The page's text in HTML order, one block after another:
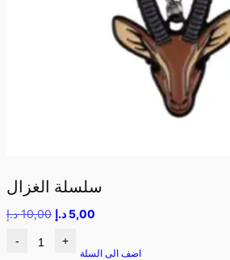
سلسلة الغزال
10,00 د.إ 5,00 د.إ
- +
اضف الى السلة